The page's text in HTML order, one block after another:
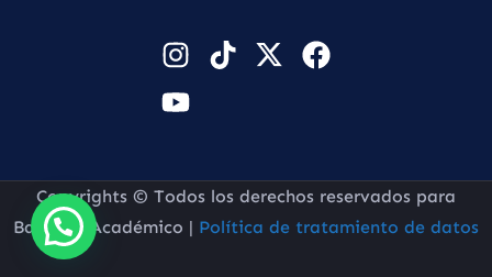
Copyrights © Todos los derechos reservados para
Baluarte Académico | Política de tratamiento de datos